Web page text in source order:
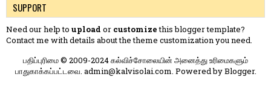
SUPPORT
Need our help to upload or customizethis blogger template?
Contact me with details about the theme customization you need.
பதிப்புரிமை © 2009-2024 கல்விச்சோலையின் அனைத்து உரிமைகளும்
பாதுகாக்கப்பட்டவை. admin@kalvisolai.com. Powered byBlogger.